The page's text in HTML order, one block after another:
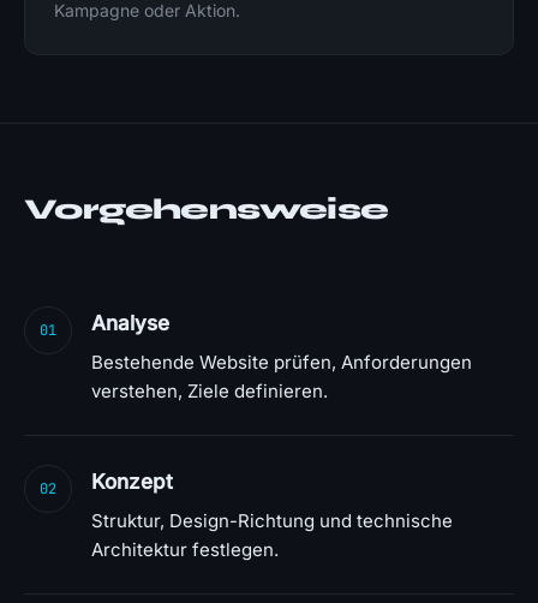
Kampagne oder Aktion.
Vorgehensweise
01 Analyse
Bestehende Website prüfen, Anforderungen
verstehen, Ziele definieren.
02 Konzept
Struktur, Design-Richtung und technische
Architektur festlegen.